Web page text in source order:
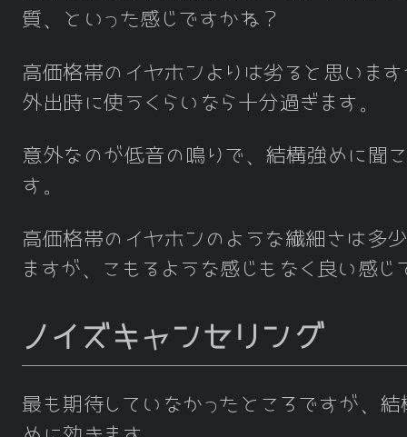
質、といった感じですかね？
高価格帯のイヤホンよりは劣ると思いま
外出時に使うくらいなら十分過ぎます。
意外なのが低音の鳴りで、結構強めに聞
す。
高価格帯のイヤホンのような繊細さは多
ますが、こもるような感じもなく良い感じ
ノイズキャンセリング
最も期待していなかったところですが、結